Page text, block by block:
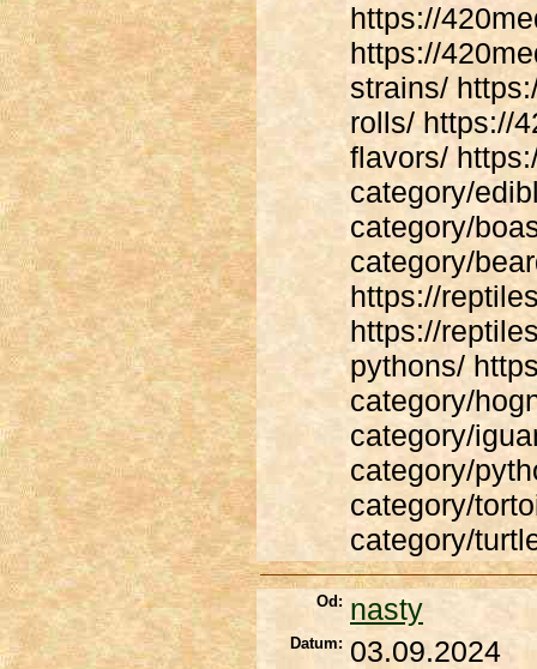
https://
https://
strains/
rolls/ https://
flavors/
category/
category/
category/
https://
https://
pythons/
category/
category/
category/
category/
category/
Od: nasty
Datum: 03.09.2024